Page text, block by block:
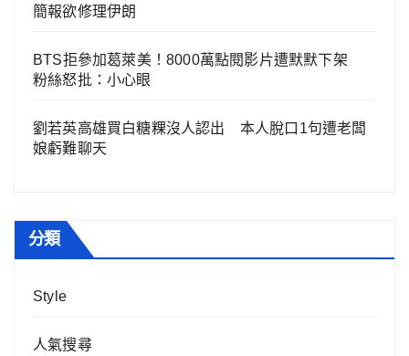
簡報欲修理伊朗
BTS拒參加葛萊美！8000萬點閱影片遭默默下架
粉絲怒批：小心眼
劉若英高雄買白糖粿沒人認出 本人脫口1句遭老闆
娘虧難聊天
分類
Style
人氣搜尋